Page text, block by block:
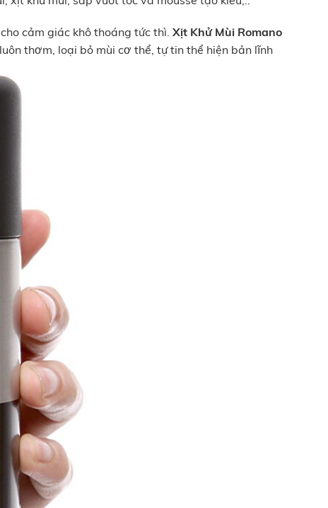
cảm giác khô thoáng tức thì.Xịt Khử Mùi Romano
thơm, loại bỏ mùi cơ thể, tự tin thể hiện bản lĩnh